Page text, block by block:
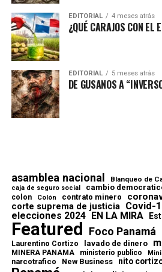
EDITORIAL 4 meses atrás
¿QUÉ CARAJOS CON EL
EDITORIAL 5 meses atrás
DE GUSANOS A
asamblea nacional Blanqueo de
caja de seguro social cambio
colon Colón contrato minero
corte suprema de justicia Covid-
elecciones 2024 EN LA MIRA
Featured Foco Panamá
Laurentino Cortizo lavado de dinero
MINERA PANAMA ministerio publico
narcotrafico New Business nito